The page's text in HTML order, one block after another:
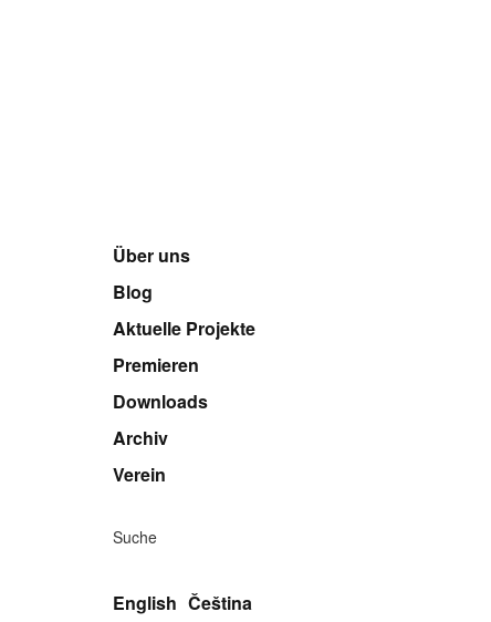
Über uns
Blog
Aktuelle Projekte
Premieren
Downloads
Archiv
Verein
Suche
English Čeština